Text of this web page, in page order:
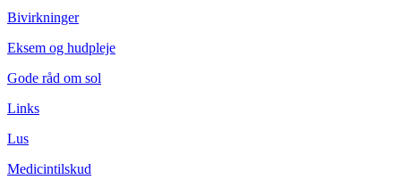
Bivirkninger
Eksem og hudpleje
Gode råd om sol
Links
Lus
Medicintilskud